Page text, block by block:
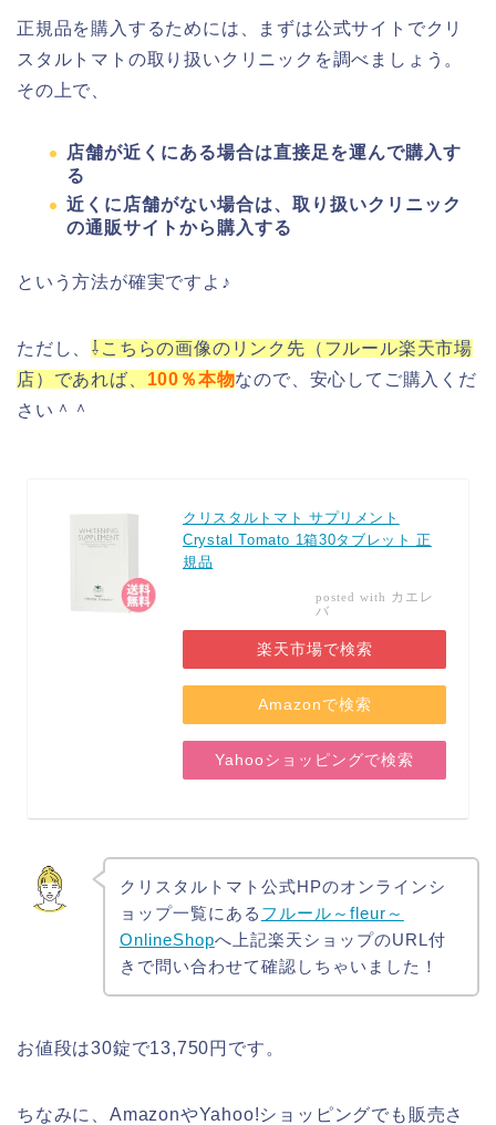
正規品を購入するためには、まずは公式サイトでクリ
スタルトマトの取り扱いクリニックを調べましょう。
その上で、
店舗が近くにある場合は直接足を運んで購入す
る
近くに店舗がない場合は、取り扱いクリニック
の通販サイトから購入する
という方法が確実ですよ♪
ただし、 ⇩こちらの画像のリンク先（フルール楽天市場
店）であれば、 100％本物なので、安心してご購入くだ
さい＾＾
クリスタルトマト サプリメント
Crystal Tomato 1箱30タブレット 正
規品
posted with カエレ
バ
楽天市場で検索
Amazonで検索
Yahooショッピングで検索
クリスタルトマト公式HPのオンラインシ
ョップ一覧にある フルール～fleur～
OnlineShopへ上記楽天ショップのURL付
きで問い合わせて確認しちゃいました！
お値段は30錠で13,750円です。
ちなみに、AmazonやYahoo!ショッピングでも販売さ